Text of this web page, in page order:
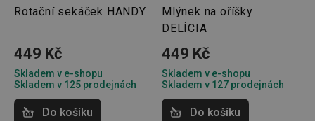
Rotační sekáček HANDY
449 Kč
Skladem v e-shopu
Skladem v 125 prodejnách
Do košíku
Mlýnek na oříšky
DELÍCIA
449 Kč
Skladem v e-shopu
Skladem v 127 prodejnách
Do košíku